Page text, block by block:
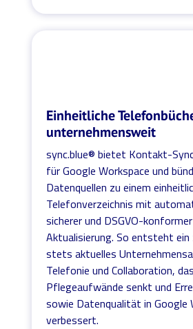
Einheitliche
unternehmensweit
sync.blue® bietet Kontakt-
für Google Workspace und
Datenquellen zu einem
Telefonverzeichnis mit
sicherer und DSGVO-konformer
Aktualisierung. So entsteht ein
stets aktuelles
Telefonie und Collaboration, das
Pflegeaufwände senkt und
sowie Datenqualität in Google
verbessert.